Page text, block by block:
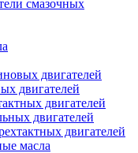
смазочных
двигателей
двигателей
двигателей
двигателей
двигателей
масла